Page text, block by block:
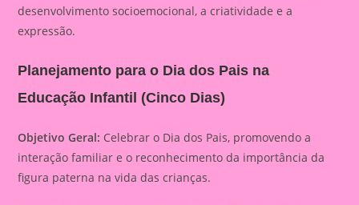
desenvolvimento socioemocional, a criatividade e a
expressão.
Planejamento para o Dia dos Pais na
Educação Infantil (Cinco Dias)
Objetivo Geral: Celebrar o Dia dos Pais, promovendo a
interação familiar e o reconhecimento da importância da
figura paterna na vida das crianças.